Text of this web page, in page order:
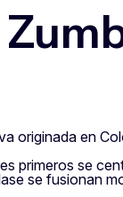
originada en
primeros se
se fusionan